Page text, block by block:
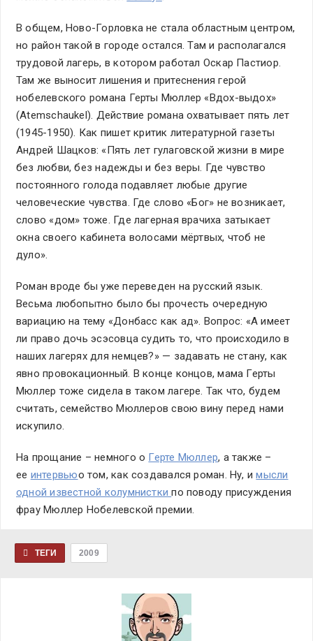
В общем, Ново-Горловка не стала областным центром,
но район такой в городе остался. Там и располагался
трудовой лагерь, в котором работал Оскар Пастиор.
Там же выносит лишения и притеснения герой
нобелевского романа Герты Мюллер «Вдох-выдох»
(Atemschaukel). Действие романа охватывает пять лет
(1945-1950). Как пишет критик литературной газеты
Андрей Шацков: «Пять лет гулаговской жизни в мире
без любви, без надежды и без веры. Где чувство
постоянного голода подавляет любые другие
человеческие чувства. Где слово «Бог» не возникает,
слово «дом» тоже. Где лагерная врачиха затыкает
окна своего кабинета волосами мёртвых, чтоб не
дуло».
Роман вроде бы уже переведен на русский язык.
Весьма любопытно было бы прочесть очередную
вариацию на тему «Донбасс как ад». Вопрос: «А имеет
ли право дочь эсэсовца судить то, что происходило в
наших лагерях для немцев?» — задавать не стану, как
явно провокационный. В конце концов, мама Герты
Мюллер тоже сидела в таком лагере. Так что, будем
считать, семейство Мюллеров свою вину перед нами
искупило.
На прощание – немного о Герте Мюллер, а также –
ее интервьюо том, как создавался роман. Ну, имысли
одной известной колумнисткипо поводу присуждения
фрау Мюллер Нобелевской премии.
ТЕГИ 2009